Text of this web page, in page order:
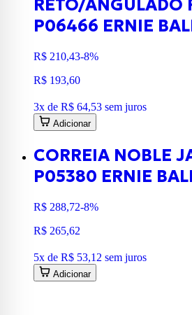
RETO/ANGULADO
P06466 ERNIE
R$ 210,43-8%
R$ 193,60
3x de R$ 64,53 sem juros
Adicionar
CORREIA NOBLE
P05380 ERNIE
R$ 288,72-8%
R$ 265,62
5x de R$ 53,12 sem juros
Adicionar